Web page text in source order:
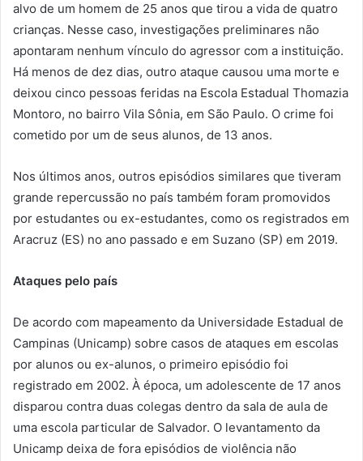
alvo de um homem de 25 anos que tirou a vida de quatro
crianças. Nesse caso, investigações preliminares não
apontaram nenhum vínculo do agressor com a instituição.
Há menos de dez dias, outro ataque causou uma morte e
deixou cinco pessoas feridas na Escola Estadual Thomazia
Montoro, no bairro Vila Sônia, em São Paulo. O crime foi
cometido por um de seus alunos, de 13 anos.
Nos últimos anos, outros episódios similares que tiveram
grande repercussão no país também foram promovidos
por estudantes ou ex-estudantes, como os registrados em
Aracruz (ES) no ano passado e em Suzano (SP) em 2019.
Ataques pelo país
De acordo com mapeamento da Universidade Estadual de
Campinas (Unicamp) sobre casos de ataques em escolas
por alunos ou ex-alunos, o primeiro episódio foi
registrado em 2002. À época, um adolescente de 17 anos
disparou contra duas colegas dentro da sala de aula de
uma escola particular de Salvador. O levantamento da
Unicamp deixa de fora episódios de violência não